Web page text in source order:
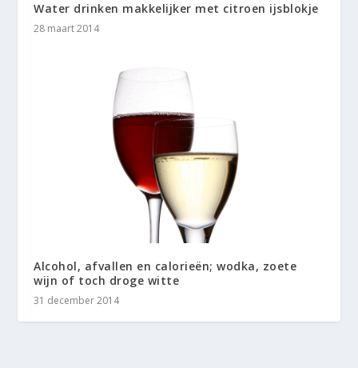
Water drinken makkelijker met citroen ijsblokje
28 maart 2014
Alcohol, afvallen en calorieën; wodka, zoete
wijn of toch droge witte
31 december 2014